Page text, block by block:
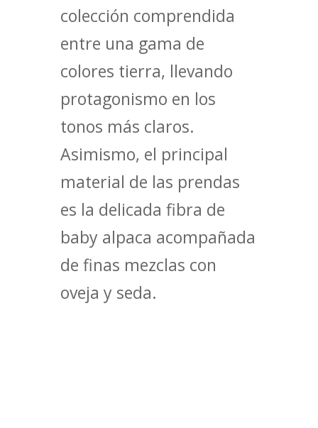
colección comprendida
entre una gama de
colores tierra, llevando
protagonismo en los
tonos más claros.
Asimismo, el principal
material de las prendas
es la delicada fibra de
baby alpaca acompañada
de finas mezclas con
oveja y seda.